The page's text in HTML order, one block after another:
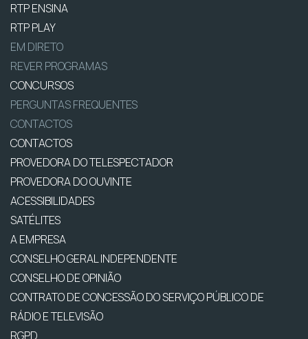
RTP ENSINA
RTP PLAY
EM DIRETO
REVER PROGRAMAS
CONCURSOS
PERGUNTAS FREQUENTES
CONTACTOS
CONTACTOS
PROVEDORA DO TELESPECTADOR
PROVEDORA DO OUVINTE
ACESSIBILIDADES
SATÉLITES
A EMPRESA
CONSELHO GERAL INDEPENDENTE
CONSELHO DE OPINIÃO
CONTRATO DE CONCESSÃO DO SERVIÇO PÚBLICO DE
RÁDIO E TELEVISÃO
RGPD